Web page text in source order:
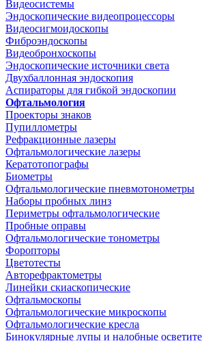
Видеосистемы
Эндоскопические видеопроцессоры
Видеосигмоидоскопы
Фиброэндоскопы
Видеобронхоскопы
Эндоскопические источники света
Двухбаллонная эндоскопия
Аспираторы для гибкой эндоскопии
Офтальмология
Проекторы знаков
Пупиллометры
Рефракционные лазеры
Офтальмологические лазеры
Кератотопографы
Биометры
Офтальмологические пневмотонометры
Наборы пробных линз
Периметры офтальмологические
Пробные оправы
Офтальмологические тонометры
Форопторы
Цветотесты
Авторефрактометры
Линейки скиаскопические
Офтальмоскопы
Офтальмологические микроскопы
Офтальмологические кресла
Бинокулярные лупы и налобные